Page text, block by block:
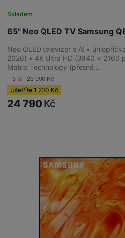
65" Neo QLED TV Samsung
Skladem
Neo QLED televizor s AI •
2026) • 4K Ultra HD (3840 × 2160
Matrix Technology (přesné…
-5 % 25 990Kč
Ušetříte 1 200 Kč
24 790 Kč